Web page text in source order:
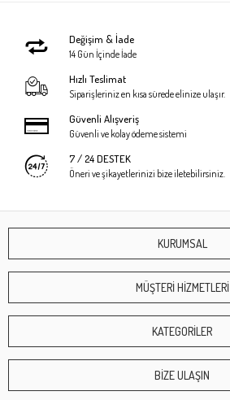
Değişim & İade
14 Gün İçinde İade
Hızlı Teslimat
Siparişleriniz en kısa sürede elinize ulaşır.
Güvenli Alışveriş
Güvenli ve kolay ödeme sistemi
7 / 24 DESTEK
Öneri ve şikayetlerinizi bize iletebilirsiniz.
KURUMSAL
MÜŞTERİ HİZMETLERİ
KATEGORİLER
BİZE ULAŞIN